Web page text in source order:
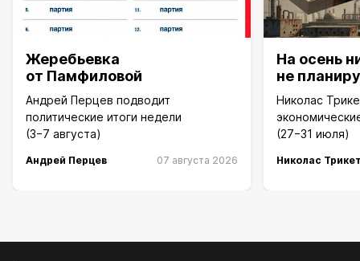
Жеребьевка
от Памфиловой
Андрей Перцев подводит
политические итоги недели
(3−7 августа)
Андрей Перцев 07 августа 2026
На осень
не
Николас
(27−31 июля)
Николас